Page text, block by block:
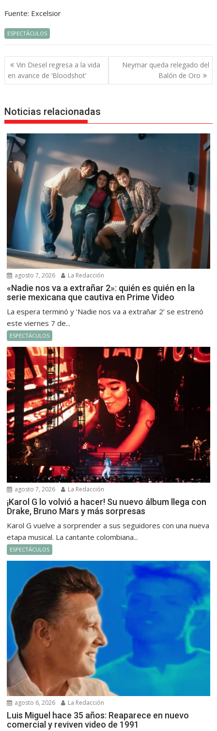
Fuente: Excelsior
ESPECTÁCULOS
Navegación
de
entradas
Vin Diesel regresa a la vida
en avance de ‘Bloodshot’
Neymar queda relegado del
Balón de Oro
Noticias relacionadas
agosto 7, 2026 La Redacción
«Nadie nos va a extrañar 2»: quién es quién en la
serie mexicana que cautiva en Prime Video
La espera terminó y ‘Nadie nos va a extrañar 2’ se estrenó
este viernes 7 de...
ESPECTÁCULOS
agosto 7, 2026 La Redacción
¡Karol G lo volvió a hacer! Su nuevo álbum llega con
Drake, Bruno Mars y más sorpresas
Karol G vuelve a sorprender a sus seguidores con una nueva
etapa musical. La cantante colombiana...
ESPECTÁCULOS
agosto 6, 2026 La Redacción
Luis Miguel hace 35 años: Reaparece en nuevo
comercial y reviven video de 1991